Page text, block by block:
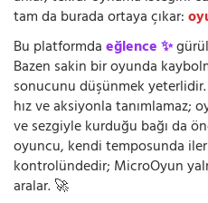
tam da burada ortaya çıkar:
Bu platformdaeğlence ✨
Bazen sakin bir oyunda
sonucunu düşünmek
hız ve aksiyonla tanımlamaz;
ve sezgiyle kurduğu bağı da
oyuncu, kendi temposunda
kontrolündedir; MicroOyun
aralar. 🚀